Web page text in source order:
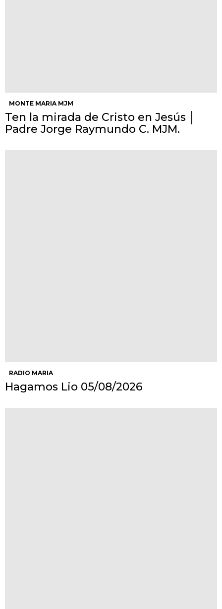
MONTE MARIA MJM
Ten la mirada de Cristo en Jesús │
Padre Jorge Raymundo C. MJM.
RADIO MARIA
Hagamos Lio 05/08/2026